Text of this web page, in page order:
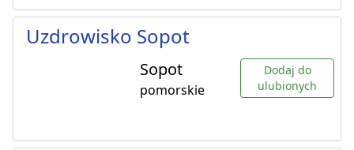
Uzdrowisko Sopot
Sopot
pomorskie
Dodaj do
ulubionych